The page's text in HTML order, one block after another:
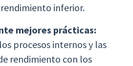
inferior.
mejores prácticas:
procesos internos y las
rendimiento con los